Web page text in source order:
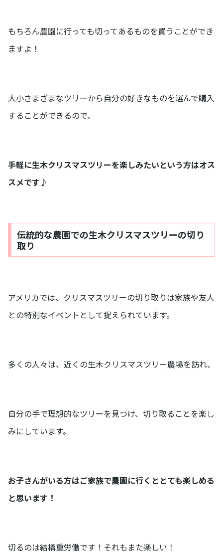
もちろん農園に行っても切ってあるものを買うことができ
ますよ！
大小さまざまなツリーから自分の好きなものを選んで購入
することができるので、
手軽に生木クリスマスツリーを楽しみたいという方はオス
スメです♪
伝統的な農園での生木クリスマスツリーの切り
取り
アメリカでは、クリスマスツリーの切り取りは家族や友人
との特別なイベントとして捉えられています。
多くの人々は、近くの生木クリスマスツリー農場を訪れ、
自分の手で理想的なツリーを見つけ、切り取ることを楽し
みにしています。
お子さんがいる方はご家族で農園に行くととても楽しめる
と思います！
切るのは結構重労働です！それもまた楽しい！